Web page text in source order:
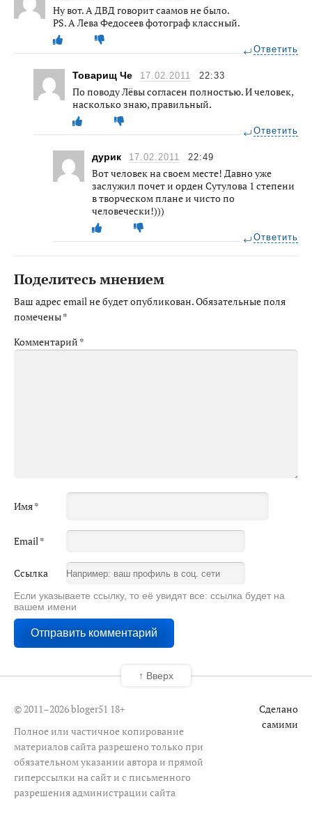
Ну вот. А ДВД говорит саамов не было.
PS. А Лева Федосеев фотограф классный.
Ответить
Товарищ Че 17.02.2011 22:33
По поводу Лёвы согласен полностью. И человек,
насколько знаю, правильный.
Ответить
дурик 17.02.2011 22:49
Вот человек на своем месте! Давно уже
заслужил почет и орден Сутулова 1 степени
в творческом плане и чисто по
человечески!)))
Ответить
Поделитесь мнением
Ваш адрес email не будет опубликован.Обязательные поля
помечены*
Комментарий *
Имя*
Email *
Ссылка
Если указываете ссылку, то её увидят все: ссылка будет на
вашем имени
© 2011–2026 bloger51 18+
Полное или частичное копирование
материалов сайта разрешено только при
обязательном указании автора и прямой
гиперссылки на сайт и с письменного
разрешения администрации сайта
Сделано
самими
↑ Вверх